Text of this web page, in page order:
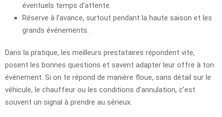
éventuels temps d’attente.
Réserve à l’avance, surtout pendant la haute saison et les
grands événements.
Dans la pratique, les meilleurs prestataires répondent vite,
posent les bonnes questions et savent adapter leur offre à ton
événement. Si on te répond de manière floue, sans détail sur le
véhicule, le chauffeur ou les conditions d’annulation, c’est
souvent un signal à prendre au sérieux.